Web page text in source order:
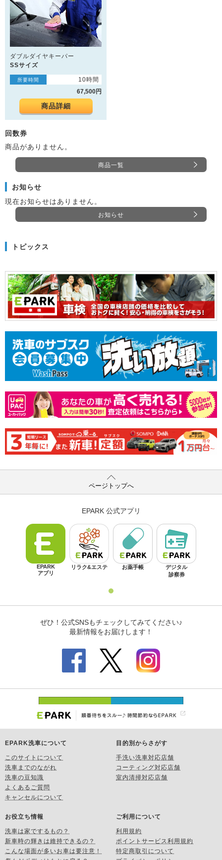
ダブルダイヤキーパー
SSサイズ
所要時間
10時間
67,500円
商品詳細
回数券
商品がありません。
商品一覧
お知らせ
現在お知らせはありません。
お知らせ
トピックス
ページトップへ
EPARK洗車について
このサイトについて
洗車までのながれ
洗車の豆知識
よくあるご質問
キャンセルについて
目的別からさがす
手洗い洗車対応店舗
コーティング対応店舗
室内清掃対応店舗
お役立ち情報
洗車は家でするもの？
新車時の輝きは維持できるの？
こんな場面が多いお車は要注意！
ご利用について
利用規約
ポイントサービス利用規約
特定商取引について